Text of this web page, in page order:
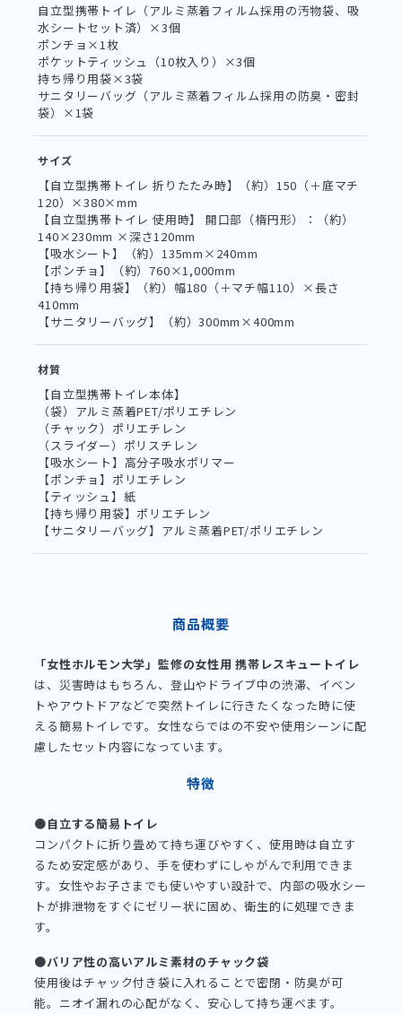
自立型携帯トイレ（アルミ蒸着フィルム採用の汚物袋、吸
水シートセット済）×3個
ポンチョ×1枚
ポケットティッシュ（10枚入り）×3個
持ち帰り用袋×3袋
サニタリーバッグ（アルミ蒸着フィルム採用の防臭・密封
袋）×1袋
サイズ
【自立型携帯トイレ 折りたたみ時】（約）150（＋底マチ
120）×380×mm
【自立型携帯トイレ 使用時】 開口部（楕円形）：（約）
140×230mm ×深さ120mm
【吸水シート】（約）135mm×240mm
【ポンチョ】（約）760×1,000mm
【持ち帰り用袋】（約）幅180（＋マチ幅110）×長さ
410mm
【サニタリーバッグ】（約）300mm×400mm
材質
【自立型携帯トイレ本体】
（袋）アルミ蒸着PET/ポリエチレン
（チャック）ポリエチレン
（スライダー）ポリスチレン
【吸水シート】高分子吸水ポリマー
【ポンチョ】ポリエチレン
【ティッシュ】紙
【持ち帰り用袋】ポリエチレン
【サニタリーバッグ】アルミ蒸着PET/ポリエチレン
商品概要
「女性ホルモン大学」監修の女性用 携帯レスキュートイレ
は、災害時はもちろん、登山やドライブ中の渋滞、イベン
トやアウトドアなどで突然トイレに行きたくなった時に使
える簡易トイレです。女性ならではの不安や使用シーンに配
慮したセット内容になっています。
特徴
●自立する簡易トイレ
コンパクトに折り畳めて持ち運びやすく、使用時は自立す
るため安定感があり、手を使わずにしゃがんで利用できま
す。女性やお子さまでも使いやすい設計で、内部の吸水シー
トが排泄物をすぐにゼリー状に固め、衛生的に処理できま
す。
●バリア性の高いアルミ素材のチャック袋
使用後はチャック付き袋に入れることで密閉・防臭が可
能。ニオイ漏れの心配がなく、安心して持ち運べます。